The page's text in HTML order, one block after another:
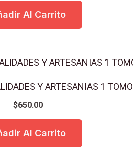
Al Carrito
Y ARTESANIAS 1 TOMO
$650.00
Al Carrito